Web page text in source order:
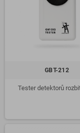
GBT-212
Tester detektorů